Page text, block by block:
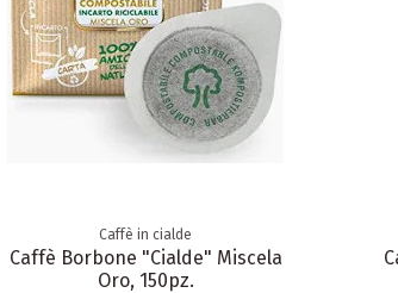
Caffè in cialde
Caffè Borbone "Cialde" Miscela
Oro, 150pz.